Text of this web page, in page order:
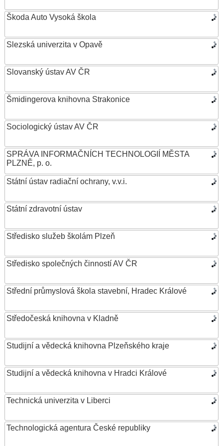
Škoda Auto Vysoká škola
Slezská univerzita v Opavě
Slovanský ústav AV ČR
Šmidingerova knihovna Strakonice
Sociologický ústav AV ČR
SPRÁVA INFORMAČNÍCH TECHNOLOGIÍ MĚSTA
PLZNĚ, p. o.
Státní ústav radiační ochrany, v.v.i.
Státní zdravotní ústav
Středisko služeb školám Plzeň
Středisko společných činností AV ČR
Střední průmyslová škola stavební, Hradec Králové
Středočeská knihovna v Kladně
Studijní a vědecká knihovna Plzeňského kraje
Studijní a vědecká knihovna v Hradci Králové
Technická univerzita v Liberci
Technologická agentura České republiky